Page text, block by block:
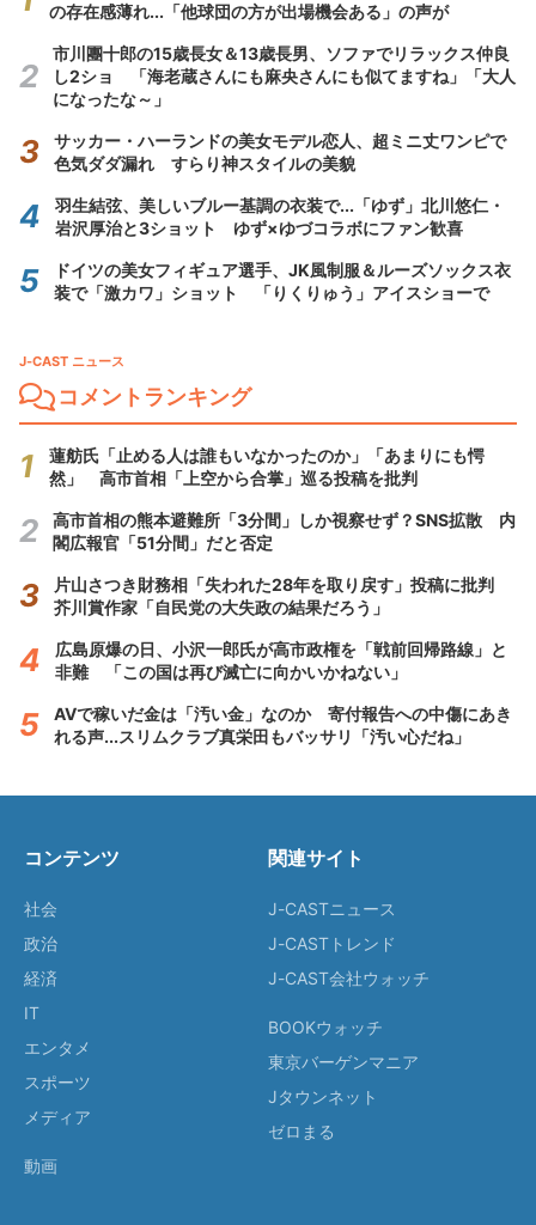
の存在感薄れ...「他球団の方が出場機会ある」の声が
市川團十郎の15歳長女＆13歳長男、ソファでリラックス仲良
し2ショ 「海老蔵さんにも麻央さんにも似てますね」「大人
になったな～」
サッカー・ハーランドの美女モデル恋人、超ミニ丈ワンピで
色気ダダ漏れ すらり神スタイルの美貌
羽生結弦、美しいブルー基調の衣装で...「ゆず」北川悠仁・
岩沢厚治と3ショット ゆず×ゆづコラボにファン歓喜
ドイツの美女フィギュア選手、JK風制服＆ルーズソックス衣
装で「激カワ」ショット 「りくりゅう」アイスショーで
J-CAST ニュース
コメントランキング
蓮舫氏「止める人は誰もいなかったのか」「あまりにも愕
然」 高市首相「上空から合掌」巡る投稿を批判
高市首相の熊本避難所「3分間」しか視察せず？SNS拡散 内
閣広報官「51分間」だと否定
片山さつき財務相「失われた28年を取り戻す」投稿に批判
芥川賞作家「自民党の大失政の結果だろう」
広島原爆の日、小沢一郎氏が高市政権を「戦前回帰路線」と
非難 「この国は再び滅亡に向かいかねない」
AVで稼いだ金は「汚い金」なのか 寄付報告への中傷にあき
れる声...スリムクラブ真栄田もバッサリ「汚い心だね」
コンテンツ
社会
政治
経済
IT
エンタメ
スポーツ
メディア
動画
関連サイト
J-CASTニュース
J-CASTトレンド
J-CAST会社ウォッチ
BOOKウォッチ
東京バーゲンマニア
Jタウンネット
ゼロまる